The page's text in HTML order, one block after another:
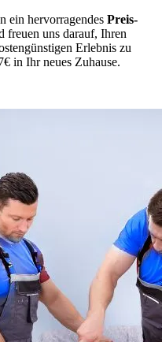
ein hervorragendes Preis-
freuen uns darauf, Ihren
Erlebnis zu
in Ihr neues Zuhause.